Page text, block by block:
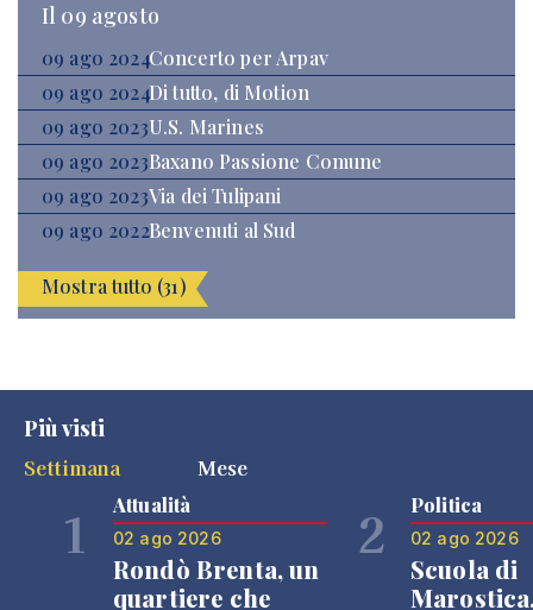
Il 09 agosto
09 ago 2024Concerto per Arpav
09 ago 2024Di tutto, di Motion
09 ago 2023U.S. Marines
09 ago 2023Baxano Passione Comune
09 ago 2023Via dei Tulipani
09 ago 2022Benvenuti al Sud
Mostra tutto (31)
Più visti
Settimana
Mese
1 Attualità
02 ago 2026
Rondò Brenta, un
quartiere che
2 Politica
02 ago 2026
Scuola di